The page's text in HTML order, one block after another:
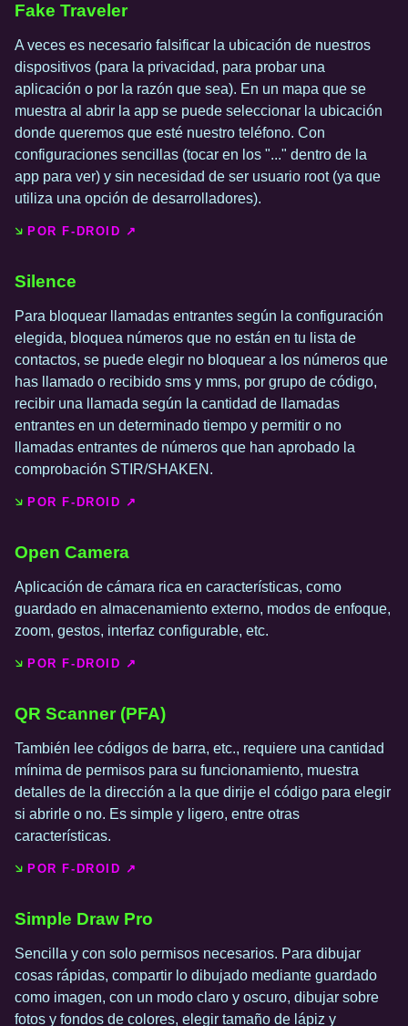
Fake Traveler
A veces es necesario falsificar la ubicación de nuestros
dispositivos (para la privacidad, para probar una
aplicación o por la razón que sea). En un mapa que se
muestra al abrir la app se puede seleccionar la ubicación
donde queremos que esté nuestro teléfono. Con
configuraciones sencillas (tocar en los "..." dentro de la
app para ver) y sin necesidad de ser usuario root (ya que
utiliza una opción de desarrolladores).
POR F-DROID ↗️
Silence
Para bloquear llamadas entrantes según la configuración
elegida, bloquea números que no están en tu lista de
contactos, se puede elegir no bloquear a los números que
has llamado o recibido sms y mms, por grupo de código,
recibir una llamada según la cantidad de llamadas
entrantes en un determinado tiempo y permitir o no
llamadas entrantes de números que han aprobado la
comprobación STIR/SHAKEN.
POR F-DROID ↗️
Open Camera
Aplicación de cámara rica en características, como
guardado en almacenamiento externo, modos de enfoque,
zoom, gestos, interfaz configurable, etc.
POR F-DROID ↗️
QR Scanner (PFA)
También lee códigos de barra, etc., requiere una cantidad
mínima de permisos para su funcionamiento, muestra
detalles de la dirección a la que dirije el código para elegir
si abrirle o no. Es simple y ligero, entre otras
características.
POR F-DROID ↗️
Simple Draw Pro
Sencilla y con solo permisos necesarios. Para dibujar
cosas rápidas, compartir lo dibujado mediante guardado
como imagen, con un modo claro y oscuro, dibujar sobre
fotos y fondos de colores, elegir tamaño de lápiz y